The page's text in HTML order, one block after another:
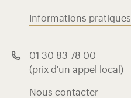
Informations pratiques
01 30 83 78 00
(prix d'un appel local)
Nous contacter